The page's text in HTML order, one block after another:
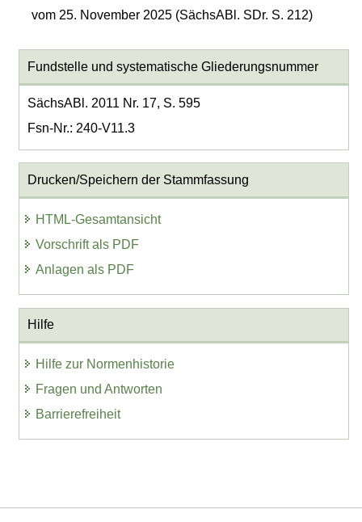
vom 25. November 2025 (SächsABl. SDr. S. 212)
Fundstelle und systematische Gliederungsnummer
SächsABl. 2011 Nr. 17, S. 595
Fsn-Nr.: 240-V11.3
Drucken/Speichern der Stammfassung
HTML-Gesamtansicht
Vorschrift als PDF
Anlagen als PDF
Hilfe
Hilfe zur Normenhistorie
Fragen und Antworten
Barrierefreiheit